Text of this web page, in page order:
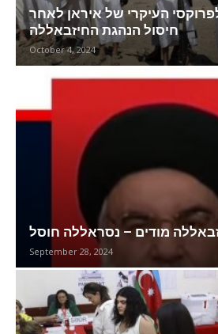
העיקרי של איראן לאחר
חיסול הנהגת החיזבאללה
October 4, 2024
מודים – נסראללה חוסל
September 28, 2024